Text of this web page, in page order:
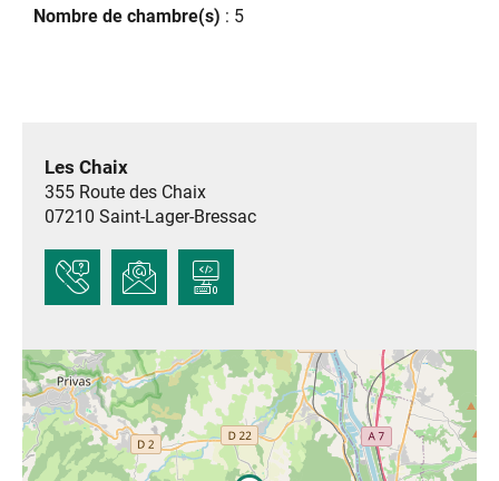
Nombre de chambre(s) : 5
Les Chaix
355 Route des Chaix
07210 Saint-Lager-Bressac